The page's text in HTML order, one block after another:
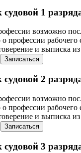
1
возможно
о профессии
и выписка из
Записаться
2
возможно
о профессии
и выписка из
Записаться
3